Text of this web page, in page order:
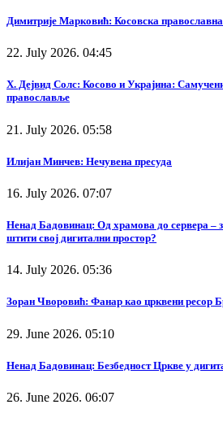
Димитрије Марковић: Косовска
22. July 2026. 04:45
Х. Дејвид Солс: Косово и Украјина:
православље
21. July 2026. 05:58
Илијан Минчев: Нечувена пресуда
16. July 2026. 07:07
Ненад Бадовинац: Од храмова до сервера –
штити свој дигитални простор?
14. July 2026. 05:36
Зоран Чворовић: Фанар као црквени ресор
29. June 2026. 05:10
Ненад Бадовинац: Безбедност Цркве у
26. June 2026. 06:07